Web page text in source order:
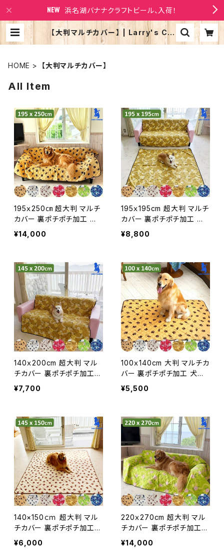
浜名湖バナナクラフトビール、入荷！
【大判マルチカバー】 | Larry's Co
mpany
HOME 【大判マルチカバー】
All Item
195ｘ250㎝ 超大判 マルチ
カバー 裏ポチポチ加工 犬
用 ソファ 車 滑り止め 汚れ
防止 ラリーズカンパニー オ
大判 洗える 日本製
¥14,000
195ｘ195cm 超大判 マルチ
カバー 裏ポチポチ加工 犬
用 ソファ 車 滑り止め 汚れ
防止 ラリーズカンパニー オ
大判 洗える 日本製
¥8,800
140ｘ200cm 超大判 マル
チカバー 裏ポチポチ加工
犬用 ソファ 車 滑り止め 汚
れ防止 ラリーズカンパニー
ー 大判 洗える 日本製
¥7,700
100ｘ140cm 大判 マルチカ
バー 裏ポチポチ加工 犬用
ソファ 車 滑り止め 汚れ防
止 ラリーズカンパニー オリ
大判 洗える 日本製
¥5,500
140×150ｃｍ 超大判 マル
チカバー 裏ポチポチ加工
犬用 ソファ 車 滑り止め 汚
れ防止 ラリーズカンパニー
¥6,000
220ｘ270cm 超大判 マル
チカバー 裏ポチポチ加工
犬用 ソファ 車 滑り止め 汚
れ防止 ラリーズカンパニー
¥14,000